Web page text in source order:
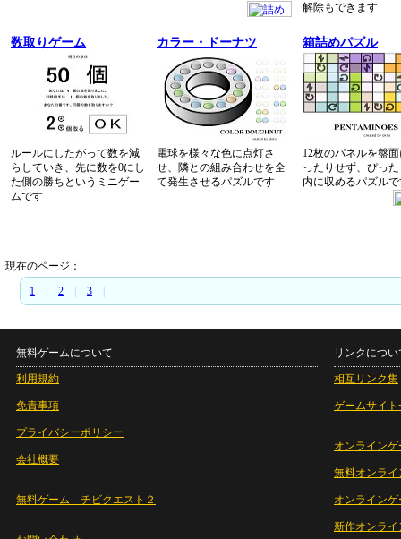
解除もできます
数取りゲーム
ルールにしたがって数を減
らしていき、先に数を0にし
た側の勝ちというミニゲー
ムです
カラー・ドーナツ
電球を様々な色に点灯さ
せ、隣との組み合わせを全
て発生させるパズルです
箱詰めパズル
12枚のパネルを盤
ったりせず、ぴっ
内に収めるパズル
現在のページ：
1
2 3
無料ゲームについて
利用規約
免責事項
プライバシーポリシー
会社概要
無料ゲーム チビクエスト２
リンクについ
相互リンク集
ゲームサイト
オンラインゲ
無料オンライ
オンライン
新作オンライ